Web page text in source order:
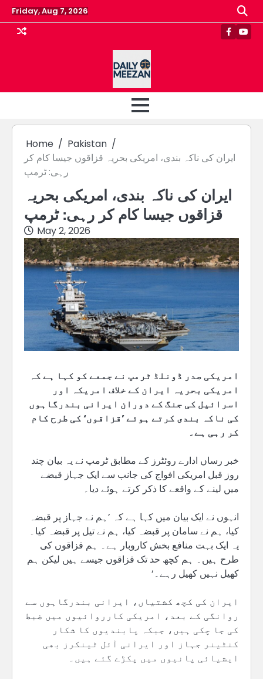
Skip
to
content
Friday, Aug 7, 2026
Home
Pakistan
ایران کی ناکہ بندی، امریکی بحریہ قزاقوں جیسا کام کر
رہی: ٹرمپ
ایران کی ناکہ بندی، امریکی بحریہ
قزاقوں جیسا کام کر رہی: ٹرمپ
May 2, 2026
امریکی صدر ڈونلڈ ٹرمپ نے جمعے کو کہا ہے کہ
امریکی بحریہ ایران کے خلاف امریکہ اور
اسرائیل کی جنگ کے دوران ایرانی بندرگاہوں
کی ناکہ بندی کرتے ہوئے ’قزاقوں‘ کی طرح کام
کر رہی ہے۔
خبر رساں ادارے روئٹرز کے مطابق ٹرمپ نے یہ بیان چند
روز قبل امریکی افواج کی جانب سے ایک جہاز قبضے
میں لینے کے واقعے کا ذکر کرتے ہوئے دیا۔
انہوں نے ایک بیان میں کہا ہے کہ ’ہم نے جہاز پر قبضہ
کیا، ہم نے سامان پر قبضہ کیا، ہم نے تیل پر قبضہ کیا۔
یہ ایک بہت منافع بخش کاروبار ہے۔ ہم قزاقوں کی
طرح ہیں۔ ہم کچھ حد تک قزاقوں جیسے ہیں لیکن ہم
کھیل نہیں کھیل رہے۔‘
ایران کی کچھ کشتیاں، ایرانی بندرگاہوں سے
روانگی کے بعد، امریکی کارروائیوں میں ضبط
کی جا چکی ہیں، جبکہ پابندیوں کا شکار
کنٹینر جہاز اور ایرانی آئل ٹینکرز بھی
ایشیائی پانیوں میں پکڑے گئے ہیں۔